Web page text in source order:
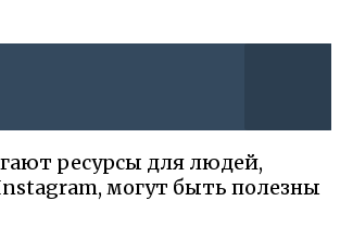
ресурсы для людей,
могут быть полезны